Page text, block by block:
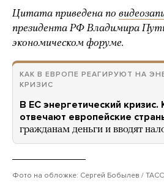
Цитата приведена по
президента РФ Владимира
экономическом форуме.
КАК В ЕВРОПЕ РЕАГИРУЮТ НА
КРИЗИС
В ЕС энергетический кризис.
отвечают европейские
гражданам деньги и вводят
Фото на обложке: Сергей Бобылев / ТАСС